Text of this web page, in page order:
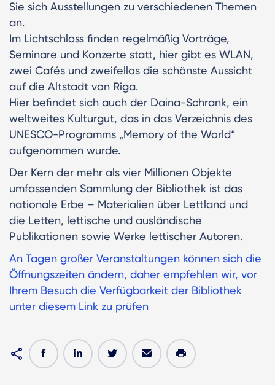
Sie sich Ausstellungen zu verschiedenen Themen
an.
Im Lichtschloss finden regelmäßig Vorträge,
Seminare und Konzerte statt, hier gibt es WLAN,
zwei Cafés und zweifellos die schönste Aussicht
auf die Altstadt von Riga.
Hier befindet sich auch der Daina-Schrank, ein
weltweites Kulturgut, das in das Verzeichnis des
UNESCO-Programms „Memory of the World“
aufgenommen wurde.
Der Kern der mehr als vier Millionen Objekte
umfassenden Sammlung der Bibliothek ist das
nationale Erbe – Materialien über Lettland und
die Letten, lettische und ausländische
Publikationen sowie Werke lettischer Autoren.
An Tagen großer Veranstaltungen können sich die
Öffnungszeiten ändern, daher empfehlen wir, vor
Ihrem Besuch die Verfügbarkeit der Bibliothek
unter diesem Link zu prüfen